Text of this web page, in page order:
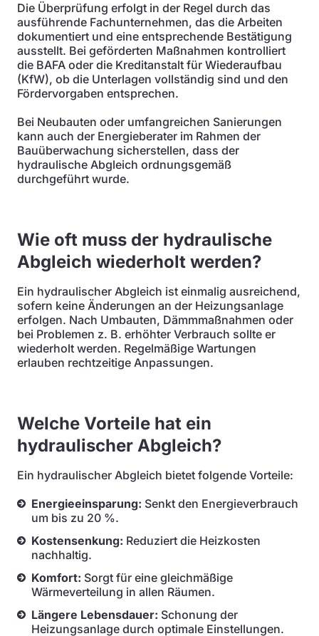
Die Überprüfung erfolgt in der Regel durch das
ausführende Fachunternehmen, das die Arbeiten
dokumentiert und eine entsprechende Bestätigung
ausstellt. Bei geförderten Maßnahmen kontrolliert
die BAFA oder die Kreditanstalt für Wiederaufbau
(KfW), ob die Unterlagen vollständig sind und den
Fördervorgaben entsprechen.
Bei Neubauten oder umfangreichen Sanierungen
kann auch der Energieberater im Rahmen der
Bauüberwachung sicherstellen, dass der
hydraulische Abgleich ordnungsgemäß
durchgeführt wurde.
Wie oft muss der hydraulische
Abgleich wiederholt werden?
Ein hydraulischer Abgleich ist einmalig ausreichend,
sofern keine Änderungen an der Heizungsanlage
erfolgen. Nach Umbauten, Dämmmaßnahmen oder
bei Problemen z. B. erhöhter Verbrauch sollte er
wiederholt werden. Regelmäßige Wartungen
erlauben rechtzeitige Anpassungen.
Welche Vorteile hat ein
hydraulischer Abgleich?
Ein hydraulischer Abgleich bietet folgende Vorteile:
Energieeinsparung: Senkt den Energieverbrauch
um bis zu 20 %.
Kostensenkung: Reduziert die Heizkosten
nachhaltig.
Komfort: Sorgt für eine gleichmäßige
Wärmeverteilung in allen Räumen.
Längere Lebensdauer: Schonung der
Heizungsanlage durch optimale Einstellungen.